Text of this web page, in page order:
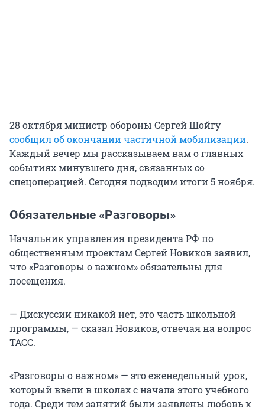
28 октября министр обороны Сергей Шойгу
сообщил об окончании частичной мобилизации.
Каждый вечер мы рассказываем вам о главных
событиях минувшего дня, связанных со
спецоперацией. Сегодня подводим итоги 5 ноября.
Обязательные «Разговоры»
Начальник управления президента РФ по
общественным проектам Сергей Новиков заявил,
что «Разговоры о важном» обязательны для
посещения.
— Дискуссии никакой нет, это часть школьной
программы, — сказал Новиков, отвечая на вопрос
ТАСС.
«Разговоры о важном» — это еженедельный урок,
который ввели в школах с начала этого учебного
года. Среди тем занятий были заявлены любовь к